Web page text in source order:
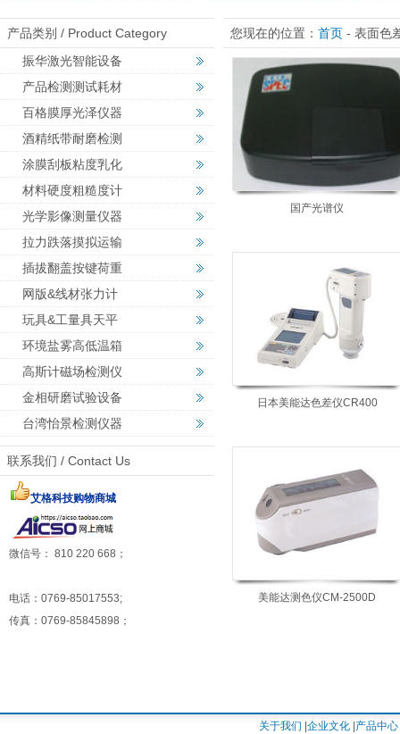
产品类别 / Product Category
振华激光智能设备
产品检测测试耗材
百格膜厚光泽仪器
酒精纸带耐磨检测
涂膜刮板粘度乳化
材料硬度粗糙度计
光学影像测量仪器
拉力跌落摸拟运输
插拔翻盖按键荷重
网版&线材张力计
玩具&工量具天平
环境盐雾高低温箱
高斯计磁场检测仪
金相研磨试验设备
台湾怡景检测仪器
联系我们 / Contact Us
艾格科技购物商城
微信号： 810 220 668；
电话：0769-85017553;
传真：0769-85845898；
您现在的位置： 首页 - 表面色
国产光谱仪
日本美能达色差仪CR400
美能达测色仪CM-2500D
关于我们 企业文化 产品中心